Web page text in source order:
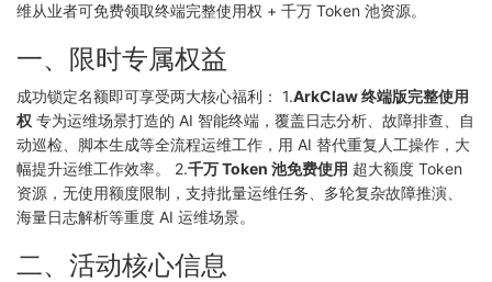
维从业者可免费领取终端完整使用权 + 千万 Token 池资源。
一、限时专属权益
成功锁定名额即可享受两大核心福利： 1.ArkClaw 终端版完整使用
权 专为运维场景打造的 AI 智能终端，覆盖日志分析、故障排查、自
动巡检、脚本生成等全流程运维工作，用 AI 替代重复人工操作，大
幅提升运维工作效率。 2.千万 Token 池免费使用 超大额度 Token
资源，无使用额度限制，支持批量运维任务、多轮复杂故障推演、
海量日志解析等重度 AI 运维场景。
二、活动核心信息